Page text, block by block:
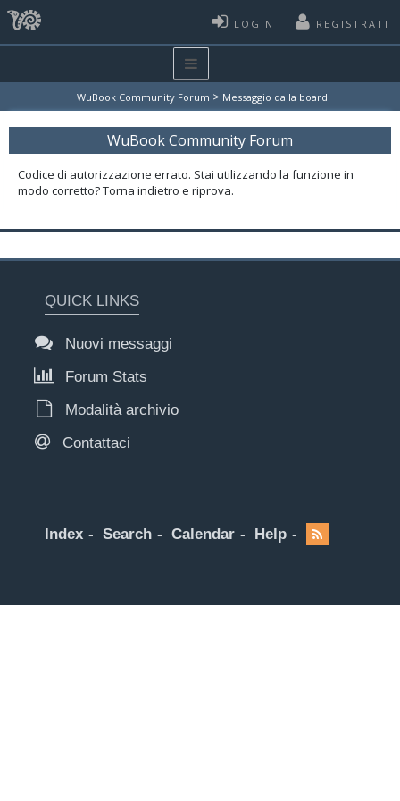
LOGIN REGISTRATI
WuBook Community Forum > Messaggio dalla board
WuBook Community Forum
Codice di autorizzazione errato. Stai utilizzando la funzione in
modo corretto? Torna indietro e riprova.
QUICK LINKS
Nuovi messaggi
Forum Stats
Modalità archivio
Contattaci
Index Search Calendar Help